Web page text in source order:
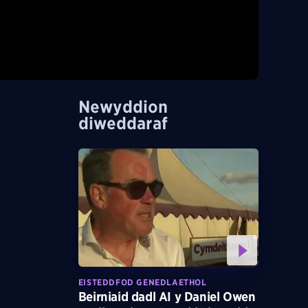
Newyddion
diweddaraf
EISTEDDFOD GENEDLAETHOL
Beirniaid dadl AI y Daniel Owen